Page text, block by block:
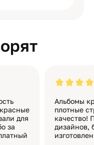
для
за
Альбомы
плотные
качество!
дизайнов,